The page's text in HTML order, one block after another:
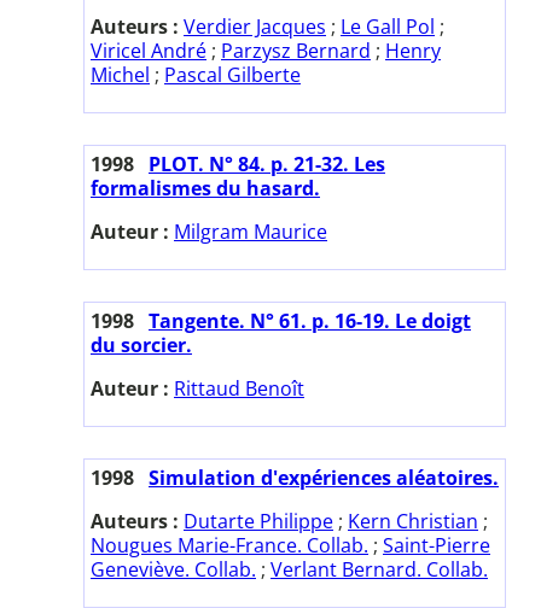
Auteurs : Verdier Jacques ; Le Gall Pol ;
Viricel André ; Parzysz Bernard ; Henry
Michel ; Pascal Gilberte
1998 PLOT. N° 84. p. 21-32. Les
formalismes du hasard.
Auteur : Milgram Maurice
1998 Tangente. N° 61. p. 16-19. Le doigt
du sorcier.
Auteur : Rittaud Benoît
1998 Simulation d'expériences aléatoires.
Auteurs : Dutarte Philippe ; Kern Christian ;
Nougues Marie-France. Collab. ; Saint-Pierre
Geneviève. Collab. ; Verlant Bernard. Collab.